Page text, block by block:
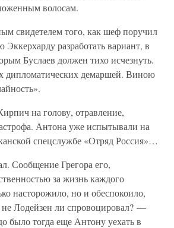
волосам.
свидетелем того, как шеф поручил
Эккерхарду разработать вариант, в
Буслаев должен тихо исчезнуть.
дипломатических демаршей. Виною
на голову, отравление,
Антона уже испытывали на
спецслужбе «Отряд Россия»…
Сообщение Грегора его,
за жизнь каждого
насторожило, но и обеспокоило,
Лодейзен ли спровоцировал? —
было тогда еще Антону уехать в